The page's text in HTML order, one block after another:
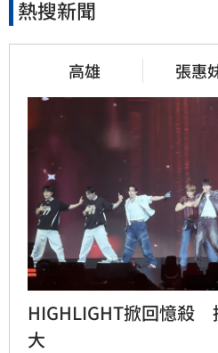
熱搜新聞
高雄 張惠
HIGHLIGHT掀回憶殺
大